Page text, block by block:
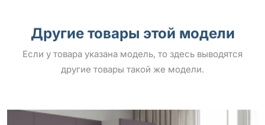
Другие товары этой модели
Если у товара указана модель, то здесь выводятся
другие товары такой же модели.